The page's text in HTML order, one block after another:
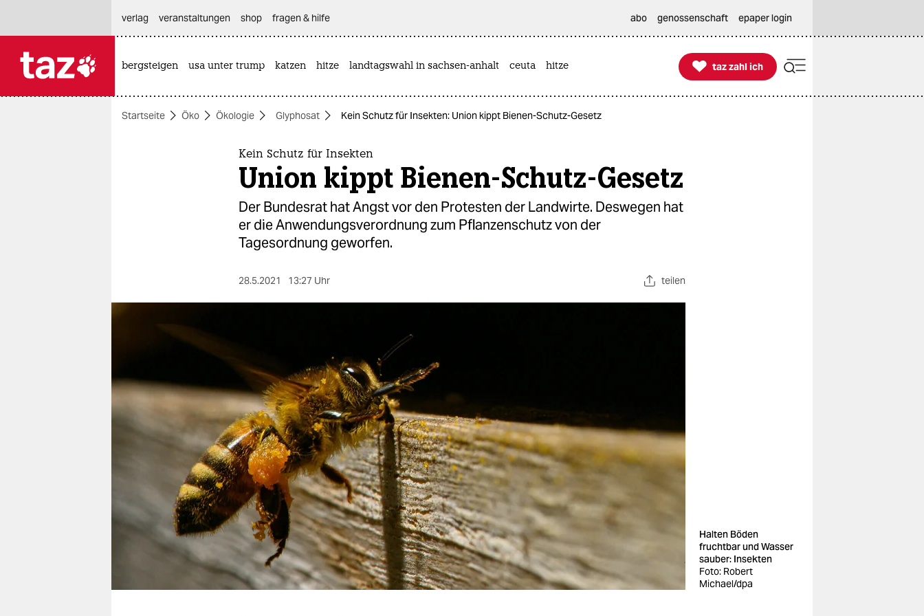
themen
berlin
verlag
verlag
veranstaltungen
fragen & hilfe
unterstützen
genossenschaft
verlag
veranstaltungen shop fragen & hilfe abo genossenschaft epaper login
bergsteigen usa unter trump katzen hitze landtagswahl in sachsen-anhalt ceuta hitze 
taz zahl ich
taz zahl ich
Startseite Öko Ökologie Glyphosat Kein Schutz für Insekten: Union kippt Bienen-Schutz-Gesetz
Kein Schutz für Insekten
Union kippt Bienen-Schutz-Gesetz
Der Bundesrat hat Angst vor den Protesten der Landwirte. Deswegen hat
er die Anwendungsverordnung zum Pflanzenschutz von der
Tagesordnung geworfen.
28.5.2021 13:27 Uhr teilen
Halten Böden
fruchtbar und Wasser
sauber: Insekten
Foto: Robert
Michael/dpa